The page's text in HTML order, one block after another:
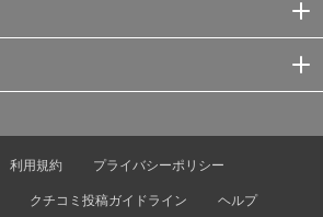
利用規約
プライバシーポリシー
クチコミ投稿ガイドライン ヘルプ